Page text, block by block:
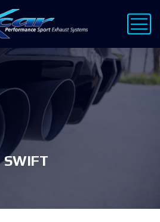
SWIFT